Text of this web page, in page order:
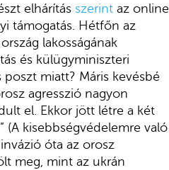
elhárítás szerint az online
támogatás. Hétfőn az
lakosságának
és külügyminiszteri
miatt? Máris kevésbé
agresszió nagyon
el. Ekkor jött létre a két
(A kisebbségvédelemre való
óta az orosz
meg, mint az ukrán